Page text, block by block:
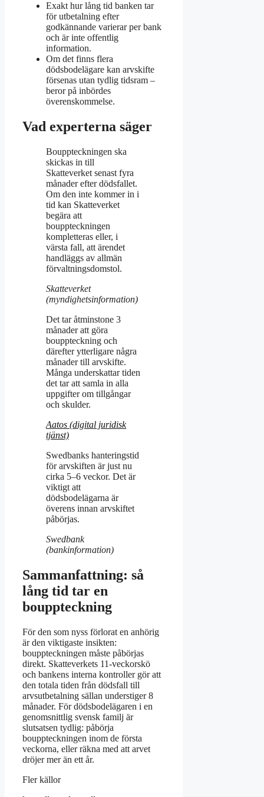
Exakt hur lång tid banken tar
för utbetalning efter
godkännande varierar per bank
och är inte offentlig
information.
Om det finns flera
dödsbodelägare kan arvskifte
försenas utan tydlig tidsram –
beror på inbördes
överenskommelse.
Vad experterna säger
Bouppteckningen ska
skickas in till
Skatteverket senast fyra
månader efter dödsfallet.
Om den inte kommer in i
tid kan Skatteverket
begära att
bouppteckningen
kompletteras eller, i
värsta fall, att ärendet
handläggs av allmän
förvaltningsdomstol.
Skatteverket
(myndighetsinformation)
Det tar åtminstone 3
månader att göra
bouppteckning och
därefter ytterligare några
månader till arvskifte.
Många underskattar tiden
det tar att samla in alla
uppgifter om tillgångar
och skulder.
Aatos (digital juridisk
tjänst)
Swedbanks hanteringstid
för arvskiften är just nu
cirka 5–6 veckor. Det är
viktigt att
dödsbodelägarna är
överens innan arvskiftet
påbörjas.
Swedbank
(bankinformation)
Sammanfattning: så
lång tid tar en
bouppteckning
För den som nyss förlorat en anhörig
är den viktigaste insikten:
bouppteckningen måste påbörjas
direkt. Skatteverkets 11‑veckorskö
och bankens interna kontroller gör att
den totala tiden från dödsfall till
arvsutbetalning sällan understiger 8
månader. För dödsbodelägaren i en
genomsnittlig svensk familj är
slutsatsen tydlig: påbörja
bouppteckningen inom de första
veckorna, eller räkna med att arvet
dröjer mer än ett år.
Fler källor